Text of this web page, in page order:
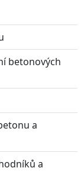
betonových
a
a